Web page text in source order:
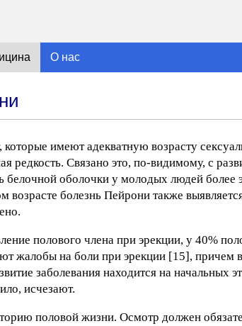
О нас
имеют адекватную возрасту
редкость. Связано это, по-видимому, с
оболочки у молодых людей более
болезнь Пейрони также
полового члена при эрекции, у 40%
жалобы на боли при эрекции [15], причем
заболевания находится на начальных
исчезают.
половой жизни. Осмотр должен